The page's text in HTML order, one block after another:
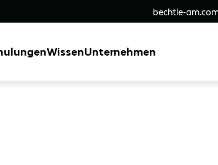
bechtle-
WissenUnternehmen